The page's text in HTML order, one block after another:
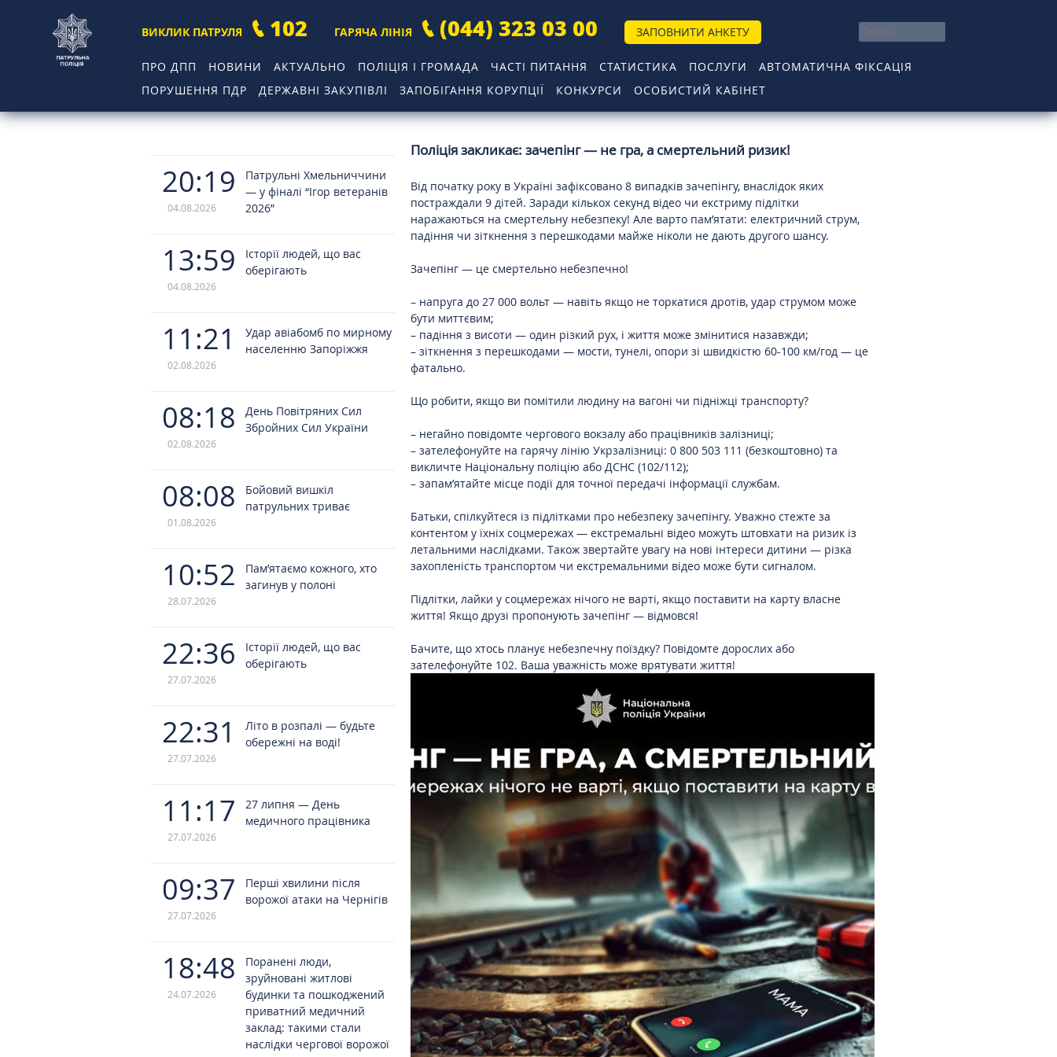
ВИКЛИК ПАТРУЛЯ 102 ГАРЯЧА ЛІНІЯ (044) 323 03 00 ЗАПОВНИТИ АНКЕТУ
ПРО ДПП НОВИНИ АКТУАЛЬНО ПОЛІЦІЯ І ГРОМАДА ЧАСТІ ПИТАННЯ СТАТИСТИКА ПОСЛУГИ
АВТОМАТИЧНА ФІКСАЦІЯ
ПОРУШЕННЯ ПДР
ДЕРЖАВНІ ЗАКУПІВЛІ ЗАПОБІГАННЯ КОРУПЦІЇ КОНКУРСИ ОСОБИСТИЙ КАБІНЕТ
20:19
04.08.2026
Патрульні Хмельниччини
— у фіналі “Ігор ветеранів
2026”
13:59
04.08.2026
Історії людей, що вас
оберігають
11:21
02.08.2026
Удар авіабомб по мирному
населенню Запоріжжя
08:18
02.08.2026
День Повітряних Сил
Збройних Сил України
08:08
01.08.2026
Бойовий вишкіл
патрульних триває
10:52
28.07.2026
Пам’ятаємо кожного, хто
загинув у полоні
22:36
27.07.2026
Історії людей, що вас
оберігають
22:31
27.07.2026
Літо в розпалі — будьте
обережні на воді!
11:17
27.07.2026
27 липня — День
медичного працівника
09:37
27.07.2026
Перші хвилини після
ворожої атаки на Чернігів
18:48
24.07.2026
Поранені люди,
зруйновані житлові
будинки та пошкоджений
приватний медичний
заклад: такими стали
наслідки чергової ворожої
Поліція закликає: зачепінг — не гра, а смертельний ризик!
Від початку року в Україні зафіксовано 8 випадків зачепінгу, внаслідок яких
постраждали 9 дітей. Заради кількох секунд відео чи екстриму підлітки
наражаються на смертельну небезпеку! Але варто пам’ятати: електричний струм,
падіння чи зіткнення з перешкодами майже ніколи не дають другого шансу.
Зачепінг — це смертельно небезпечно!
– напруга до 27 000 вольт — навіть якщо не торкатися дротів, удар струмом може
бути миттєвим;
– падіння з висоти — один різкий рух, і життя може змінитися назавжди;
– зіткнення з перешкодами — мости, тунелі, опори зі швидкістю 60-100 км/год — це
фатально.
Що робити, якщо ви помітили людину на вагоні чи підніжці транспорту?
– негайно повідомте чергового вокзалу або працівників залізниці;
– зателефонуйте на гарячу лінію Укрзалізниці: 0 800 503 111 (безкоштовно) та
викличте Національну поліцію або ДСНС (102/112);
– запам’ятайте місце події для точної передачі інформації службам.
Батьки, спілкуйтеся із підлітками про небезпеку зачепінгу. Уважно стежте за
контентом у їхніх соцмережах — екстремальні відео можуть штовхати на ризик із
летальними наслідками. Також звертайте увагу на нові інтереси дитини — різка
захопленість транспортом чи екстремальними відео може бути сигналом.
Підлітки, лайки у соцмережах нічого не варті, якщо поставити на карту власне
життя! Якщо друзі пропонують зачепінг — відмовся!
Бачите, що хтось планує небезпечну поїздку? Повідомте дорослих або
зателефонуйте 102. Ваша уважність може врятувати життя!